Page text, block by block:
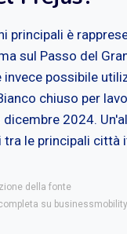
principali è
sul Passo del
invece possibile
chiuso per
2024.
tra le principali città
della fonte
su